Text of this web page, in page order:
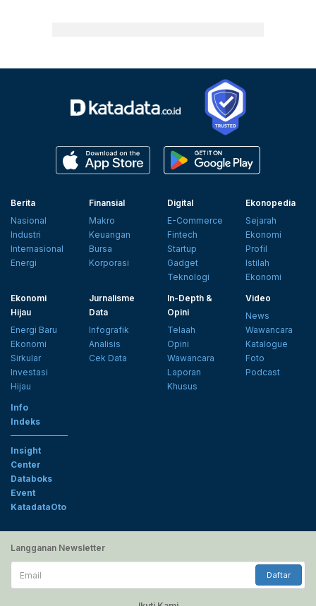
Berita
Nasional
Industri
Internasional
Energi
Finansial
Makro
Keuangan
Bursa
Korporasi
Digital
E-Commerce
Fintech
Startup
Gadget
Teknologi
Ekonopedia
Sejarah
Ekonomi
Profil
Istilah
Ekonomi
Ekonomi
Hijau
Energi Baru
Ekonomi
Sirkular
Investasi
Hijau
Jurnalisme
Data
Infografik
Analisis
Cek Data
In-Depth &
Opini
Telaah
Opini
Wawancara
Laporan
Khusus
Video
News
Wawancara
Katalogue
Foto
Podcast
Info
Indeks
Insight
Center
Databoks
Event
KatadataOto
Langganan Newsletter
Email
Daftar